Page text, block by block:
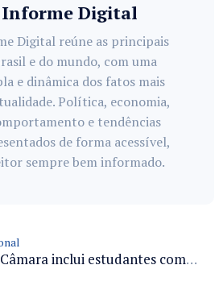
Digital
Digital reúne as principais
e do mundo, com uma
e dinâmica dos fatos mais
Política, economia,
e tendências
de forma acessível,
sempre bem informado.
Projeto na Câmara inclui estudantes com deficiência no regime escolar especial da LDB e estabelece critérios para frequência